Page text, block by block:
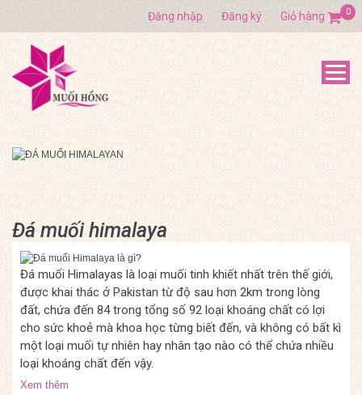
Đăng nhập Đăng ký Giỏ hàng 0
Đá muối himalaya
Đá muối Himalayas là loại muối tinh khiết nhất trên thế giới,
được khai thác ở Pakistan từ độ sau hơn 2km trong lòng
đất, chứa đến 84 trong tổng số 92 loại khoáng chất có lợi
cho sức khoẻ mà khoa học từng biết đến, và không có bất kì
một loại muối tự nhiên hay nhân tạo nào có thể chứa nhiều
loại khoáng chất đến vậy.
Xem thêm